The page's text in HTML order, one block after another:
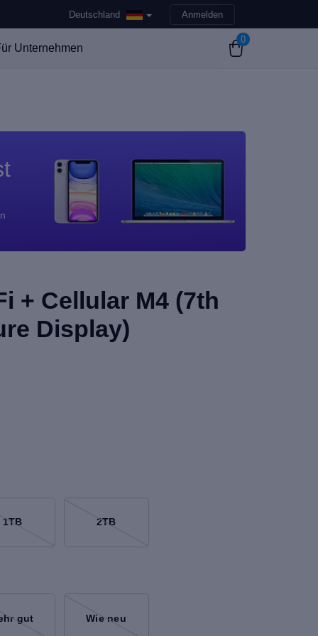
Deutschland Anmelden
Unternehmen
0
+ Cellular M4 (7th
Display)
1TB 2TB
gut Wie neu